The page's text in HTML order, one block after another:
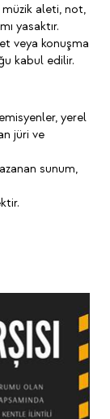
aleti, not,
yasaktır.
veya konuşma
kabul edilir.
yerel
jüri ve
sunum,